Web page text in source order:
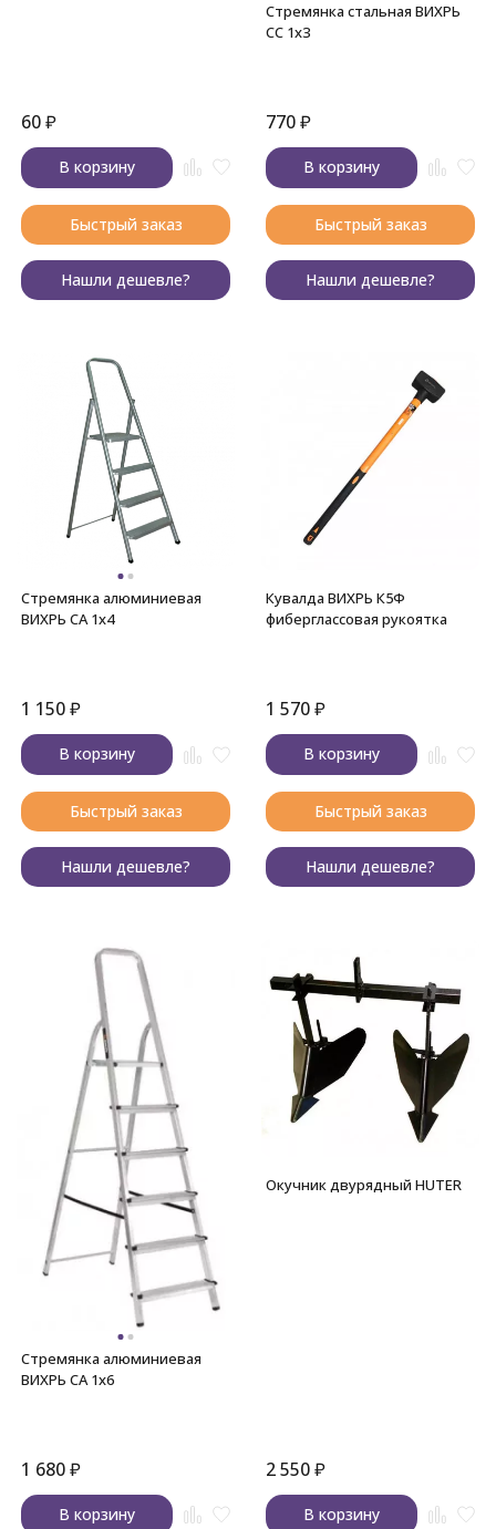
60₽
В корзину
Быстрый заказ
Нашли дешевле?
Стремянка стальная ВИХРЬ
СС 1х3
770₽
В корзину
Быстрый заказ
Нашли дешевле?
Стремянка алюминиевая
ВИХРЬ СА 1х4
1 150₽
В корзину
Быстрый заказ
Нашли дешевле?
Кувалда ВИХРЬ К5Ф
фиберглассовая рукоятка
1 570₽
В корзину
Быстрый заказ
Нашли дешевле?
Стремянка алюминиевая
ВИХРЬ СА 1х6
1 680₽
В корзину
Окучник двурядный HUTER
2 550₽
В корзину